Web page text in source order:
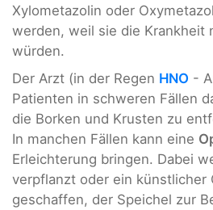
Xylometazolin oder
werden, weil sie die Krankheit
würden.
Der Arzt (in der Regen HNO -
Patienten in schweren Fällen
die Borken und Krusten zu
In manchen Fällen kann eine
Erleichterung bringen. Dabei
verpflanzt oder ein künstlicher
geschaffen, der Speichel zur